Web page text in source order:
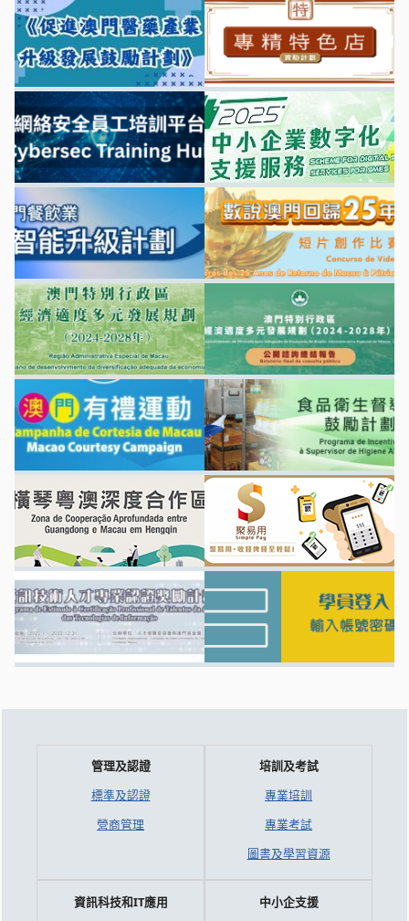
管理及認證
標準及認證
營商管理
培訓及考試
專業培訓
專業考試
圖書及學習資源
資訊科技和IT應用
中小企支援